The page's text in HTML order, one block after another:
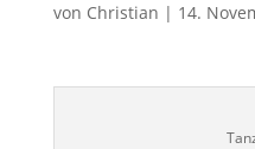
von Christian | 14.